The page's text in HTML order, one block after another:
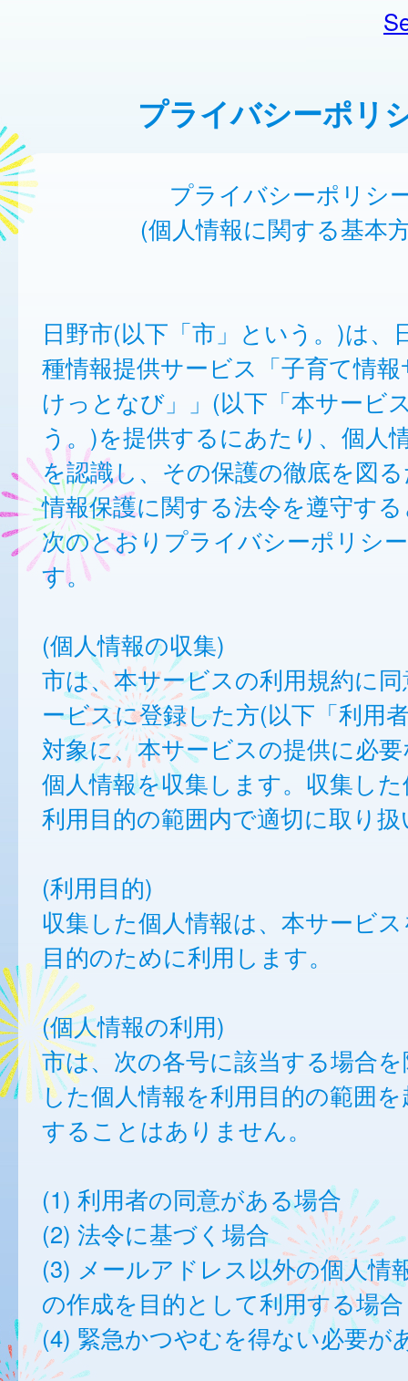
プライバシーポリ
プライバシーポリシ
(個人情報に関する基本
日野市(以下「市」という。)は、
種情報提供サービス「子育て情
けっとなび」」(以下「本サービ
う。)を提供するにあたり、個人
を認識し、その保護の徹底を図
情報保護に関する法令を遵守す
次のとおりプライバシーポリシ
す。
(個人情報の収集)
市は、本サービスの利用規約に
ービスに登録した方(以下「利用
対象に、本サービスの提供に必
個人情報を収集します。収集し
利用目的の範囲内で適切に取り
(利用目的)
収集した個人情報は、本サービ
目的のために利用します。
(個人情報の利用)
市は、次の各号に該当する場合
した個人情報を利用目的の範囲
することはありません。
(1) 利用者の同意がある場合
(2) 法令に基づく場合
(3) メールアドレス以外の個人情
の作成を目的として利用する場合
(4) 緊急かつやむを得ない必要が